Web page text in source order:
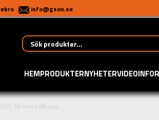
info@gson.se
HEMPRODUKTERNYHETERVIDEO
2" 19 mm x 38 mm